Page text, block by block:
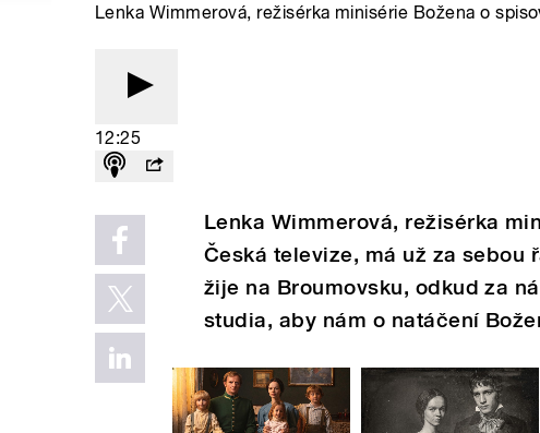
Lenka Wimmerová, režisérka minisérie Božena o
12:25
Lenka Wimmerová, režisérka
Česká televize, má už za sebou
žije na Broumovsku, odkud za
studia, aby nám o natáčení